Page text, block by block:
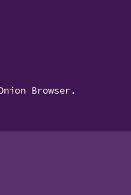
Browser.